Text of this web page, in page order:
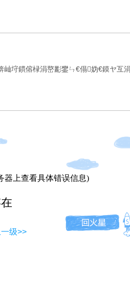
垨鏆傛椂涓嶅彲鐢ㄣ€傝妫€鏌ヤ互
器上查看具体错误信息)
级>>